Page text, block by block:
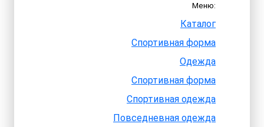
Меню:
Каталог
Спортивная форма
Одежда
Спортивная форма
Спортивная одежда
Повседневная одежда